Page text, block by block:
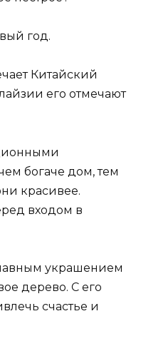
год.
Китайский
его отмечают
богаче дом, тем
красивее.
входом в
украшением
дерево. С его
счастье и